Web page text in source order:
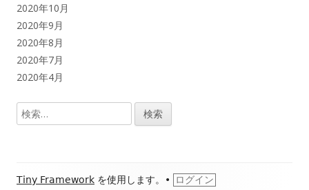
2020年10月
2020年9月
2020年8月
2020年7月
2020年4月
検
索:
フ
Tiny Framework を使用します。 • ログイン